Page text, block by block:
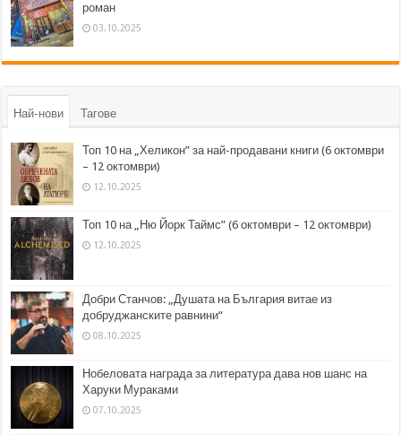
роман
03.10.2025
Най-нови Тагове
Топ 10 на „Хеликон” за най-продавани книги (6 октомври
– 12 октомври)
12.10.2025
Топ 10 на „Ню Йорк Таймс” (6 октомври – 12 октомври)
12.10.2025
Добри Станчов: „Душата на България витае из
добруджанските равнини“
08.10.2025
Нобеловата награда за литература дава нов шанс на
Харуки Мураками
07.10.2025